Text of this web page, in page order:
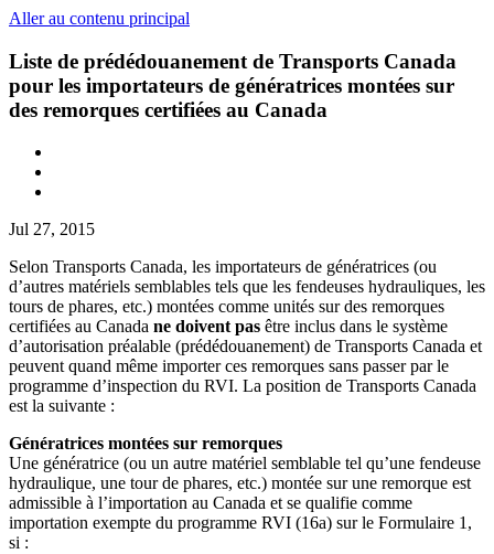
Aller au contenu principal
Liste de prédédouanement de Transports Canada
pour les importateurs de génératrices montées sur
des remorques certifiées au Canada
Jul 27, 2015
Selon Transports Canada, les importateurs de génératrices (ou
d’autres matériels semblables tels que les fendeuses hydrauliques, les
tours de phares, etc.) montées comme unités sur des remorques
certifiées au Canada ne doivent pas être inclus dans le système
d’autorisation préalable (prédédouanement) de Transports Canada et
peuvent quand même importer ces remorques sans passer par le
programme d’inspection du RVI. La position de Transports Canada
est la suivante :
Génératrices montées sur remorques
Une génératrice (ou un autre matériel semblable tel qu’une fendeuse
hydraulique, une tour de phares, etc.) montée sur une remorque est
admissible à l’importation au Canada et se qualifie comme
importation exempte du programme RVI (16a) sur le Formulaire 1,
si :